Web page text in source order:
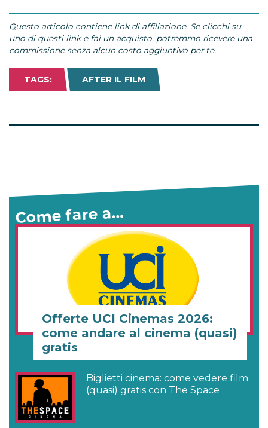
Questo articolo contiene link di affiliazione. Se clicchi su
uno di questi link e fai un acquisto, potremmo ricevere una
commissione senza alcun costo aggiuntivo per te.
TAGS: AFTER IL FILM
Come fare a…
Offerte UCI Cinemas 2026:
come andare al cinema (quasi)
gratis
Biglietti cinema: come vedere film
(quasi) gratis con The Space